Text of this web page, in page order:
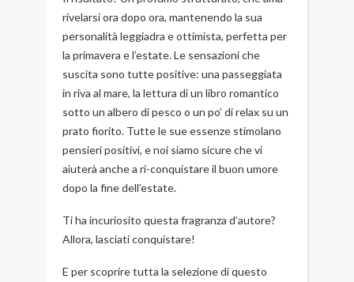
rivelarsi ora dopo ora, mantenendo la sua
personalità leggiadra e ottimista, perfetta per
la primavera e l’estate. Le sensazioni che
suscita sono tutte positive: una passeggiata
in riva al mare, la lettura di un libro romantico
sotto un albero di pesco o un po’ di relax su un
prato fiorito. Tutte le sue essenze stimolano
pensieri positivi, e noi siamo sicure che vi
aiuterà anche a ri-conquistare il buon umore
dopo la fine dell’estate.
Ti ha incuriosito questa fragranza d’autore?
Allora, lasciati conquistare!
E per scoprire tutta la selezione di questo